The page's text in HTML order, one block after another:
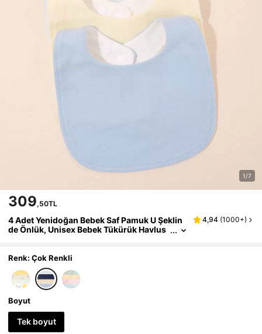
1/7
309,50TL
4 Adet Yenidoğan Bebek Saf Pamuk U Şeklin
de Önlük, Unisex Bebek Tükürük Havlus
4,94 (1000+)
Renk: Çok Renkli
Boyut
Tek boyut